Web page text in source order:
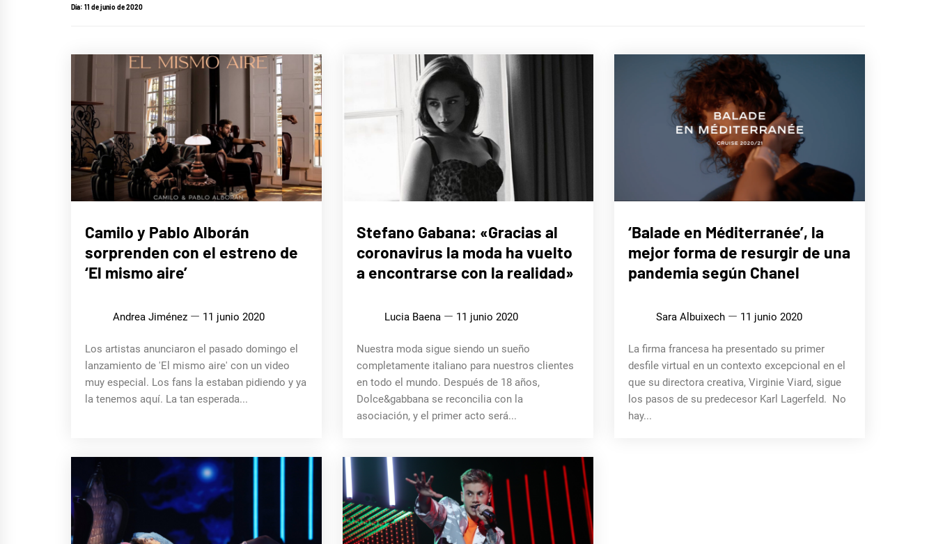
Día: 11 de junio de 2020
Camilo y Pablo Alborán
sorprenden con el estreno de
‘El mismo aire’
Andrea Jiménez 11 junio 2020
Los artistas anunciaron el pasado domingo el
lanzamiento de 'El mismo aire' con un video
muy especial. Los fans la estaban pidiendo y ya
la tenemos aquí. La tan esperada...
STYLE
Stefano Gabana: «Gracias al
coronavirus la moda ha vuelto
a encontrarse con la realidad»
Lucia Baena 11 junio 2020
Nuestra moda sigue siendo un sueño
completamente italiano para nuestros clientes
en todo el mundo. Después de 18 años,
Dolce&gabbana se reconcilia con la
asociación, y el primer acto será...
STYLE
‘Balade en Méditerranée’, la
mejor forma de resurgir de una
pandemia según Chanel
Sara Albuixech 11 junio 2020
La firma francesa ha presentado su primer
desfile virtual en un contexto excepcional en el
que su directora creativa, Virginie Viard, sigue
los pasos de su predecesor Karl Lagerfeld. No
hay...